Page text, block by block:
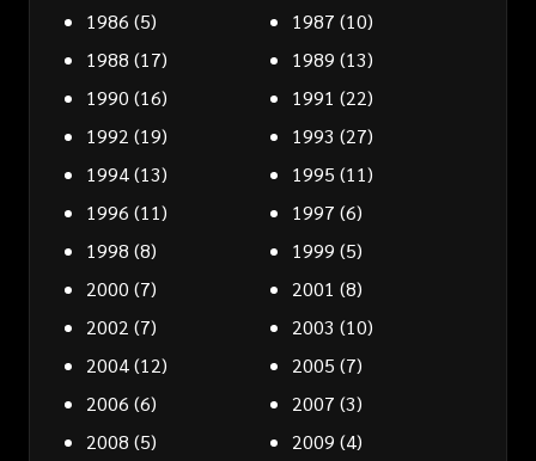
1986 (5) 1987 (10)
1988 (17) 1989 (13)
1990 (16) 1991 (22)
1992 (19) 1993 (27)
1994(13) 1995 (11)
1996 (11) 1997 (6)
1998 (8) 1999 (5)
2000 (7) 2001 (8)
2002 (7) 2003 (10)
2004(12) 2005 (7)
2006 (6) 2007 (3)
2008 (5) 2009 (4)